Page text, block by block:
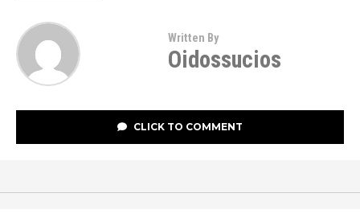
Written By
Oidossucios
CLICK TO COMMENT